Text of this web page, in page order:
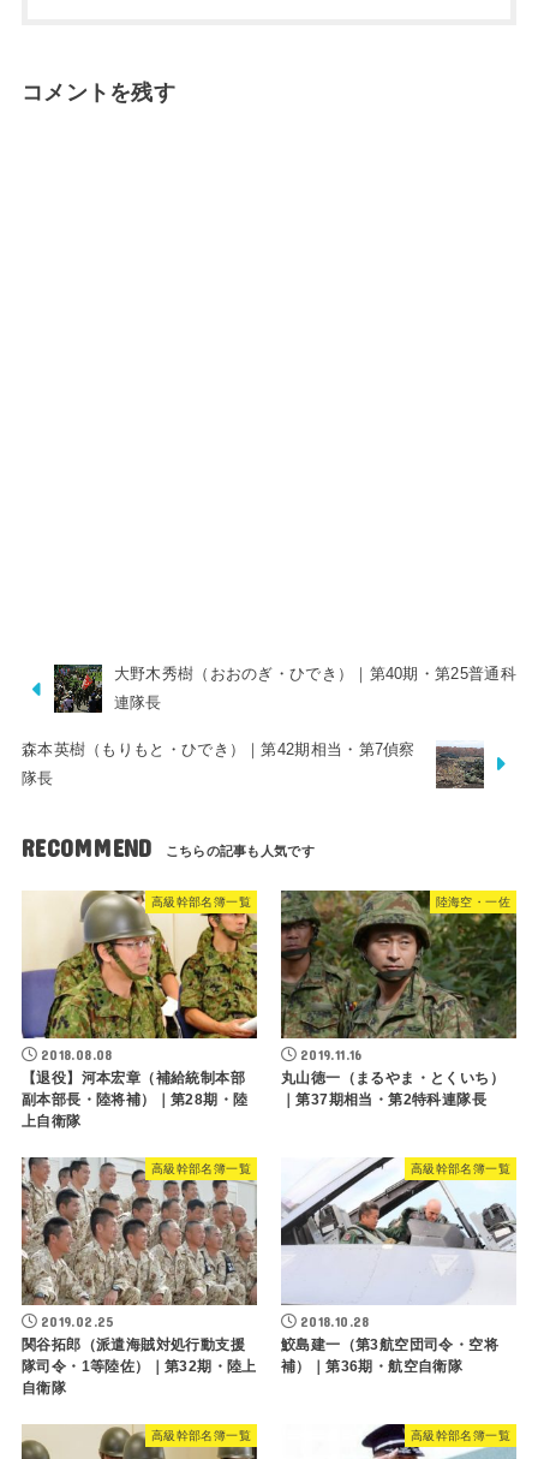
コメントを残す
大野木秀樹（おおのぎ・ひでき）｜第40期・第25普通科
連隊長
森本英樹（もりもと・ひでき）｜第42期相当・第7偵察
隊長
RECOMMEND
高級幹部名簿一覧
2018.08.08
【退役】河本宏章（補給統制本部
副本部長・陸将補）｜第28期・陸
上自衛隊
陸海空・一佐
2019.11.16
丸山徳一（まるやま・とくいち）
｜第37期相当・第2特科連隊長
高級幹部名簿一覧
2019.02.25
関谷拓郎（派遣海賊対処行動支援
隊司令・1等陸佐）｜第32期・陸上
自衛隊
高級幹部名簿一覧
2018.10.28
鮫島建一（第3航空団司令・空将
補）｜第36期・航空自衛隊
高級幹部名簿一覧 高級幹部名簿一覧